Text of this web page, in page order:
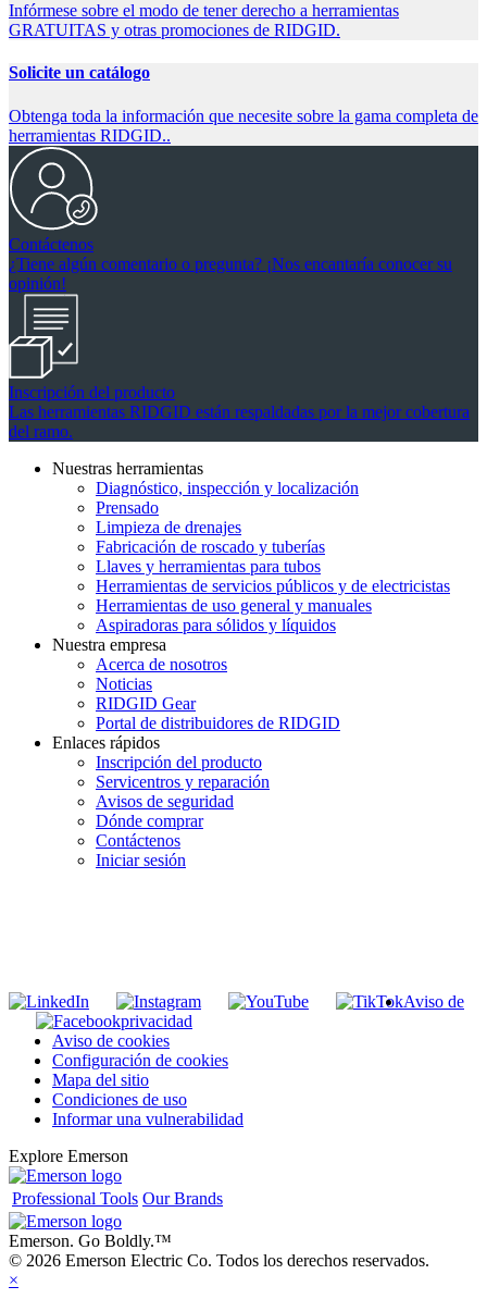
Infórmese sobre el modo de tener derecho a herramientas
GRATUITAS y otras promociones de RIDGID.
Solicite un catálogo
Obtenga toda la información que necesite sobre la gama completa de
herramientas RIDGID..
Contáctenos
¿Tiene algún comentario o pregunta? ¡Nos encantaría conocer su
opinión!
Inscripción del producto
Las herramientas RIDGID están respaldadas por la mejor cobertura
del ramo.
Nuestras herramientas
Diagnóstico, inspección y localización
Prensado
Limpieza de drenajes
Fabricación de roscado y tuberías
Llaves y herramientas para tubos
Herramientas de servicios públicos y de electricistas
Herramientas de uso general y manuales
Aspiradoras para sólidos y líquidos
Nuestra empresa
Acerca de nosotros
Noticias
RIDGID Gear
Portal de distribuidores de RIDGID
Enlaces rápidos
Inscripción del producto
Servicentros y reparación
Avisos de seguridad
Dónde comprar
Contáctenos
Iniciar sesión
Aviso de
privacidad
Aviso de cookies
Configuración de cookies
Mapa del sitio
Condiciones de uso
Informar una vulnerabilidad
Explore Emerson
Professional Tools Our Brands
Emerson. Go Boldly.™
© 2026 Emerson Electric Co. Todos los derechos reservados.
×